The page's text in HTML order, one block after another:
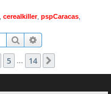
cerealkiller, pspCaracas
Buscar
5 14